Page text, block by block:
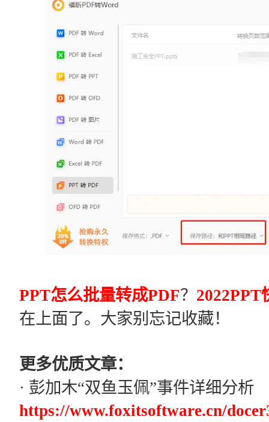
PPT怎么批量转成PDF？ 2022PPT
在上面了。大家别忘记收藏！
更多优质文章：
· 彭加木“双鱼玉佩”事件详细分析
https://www.foxitsoftware.cn/